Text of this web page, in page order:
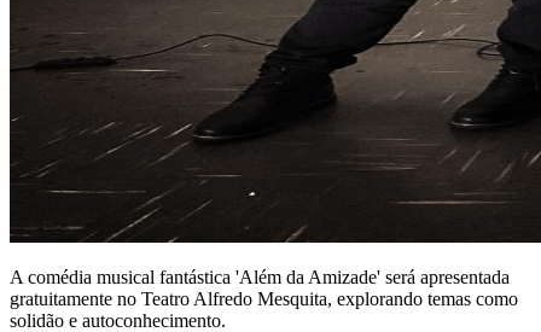
A comédia musical fantástica 'Além da Amizade' será apresentada
gratuitamente no Teatro Alfredo Mesquita, explorando temas como
solidão e autoconhecimento.